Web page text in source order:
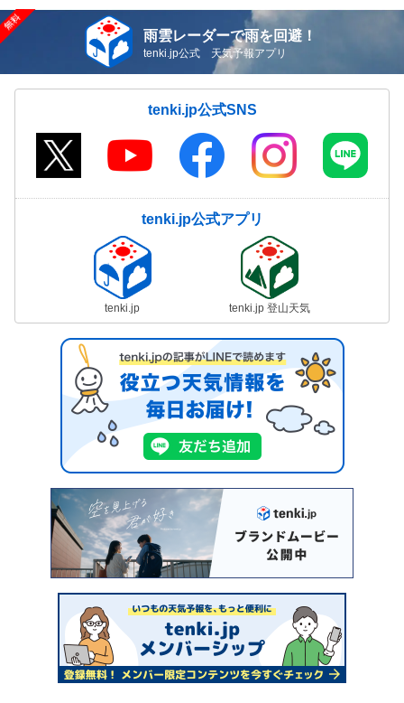
雨雲レーダーで雨を回避！
tenki.jp公式 天気予報アプリ
tenki.jp公式SNS
tenki.jp公式アプリ
tenki.jp tenki.jp 登山天気